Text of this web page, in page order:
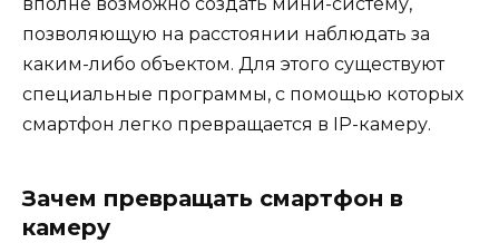
позволяющую на расстоянии наблюдать за
каким-либо объектом. Для этого существуют
специальные программы, с помощью которых
смартфон легко превращается в IP-камеру.
Зачем превращать смартфон в
камеру